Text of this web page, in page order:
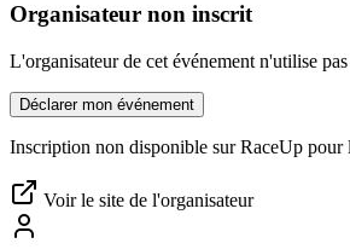
Organisateur non inscrit
L'organisateur de cet événement n'utilise
Déclarer mon événement
Inscription non disponible sur RaceUp pour
Voir le site de l'organisateur